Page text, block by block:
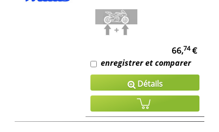
66,74€
enregistrer et comparer
Détails